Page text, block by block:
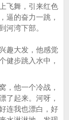
飞舞，引来红色
逼的奋力一跳，
河湾下部。
趣大发，他感觉
健步跳入水中，
，他一个冷战，
了起来。河呀，
连我也漂白，好